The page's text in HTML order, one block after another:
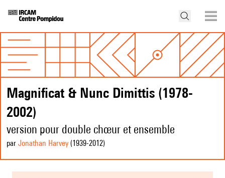
Magnificat & Nunc Dimittis (1978-
2002)
version pour double chœur et ensemble
par Jonathan Harvey (1939-2012)